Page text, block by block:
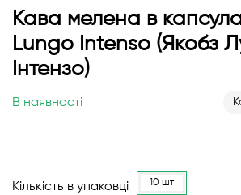
Перейти
до
початку
галереї
зображень
Кава мелена в
Lungo Intenso (Якобз
Інтензо)
В наявності
Кількість в упаковці 10 шт